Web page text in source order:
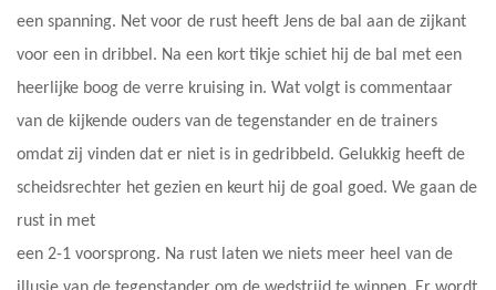
een spanning. Net voor de rust heeft Jens de bal aan de zijkant
voor een in dribbel. Na een kort tikje schiet hij de bal met een
heerlijke boog de verre kruising in. Wat volgt is commentaar
van de kijkende ouders van de tegenstander en de trainers
omdat zij vinden dat er niet is in gedribbeld. Gelukkig heeft de
scheidsrechter het gezien en keurt hij de goal goed. We gaan de
rust in met
een 2-1 voorsprong. Na rust laten we niets meer heel van de